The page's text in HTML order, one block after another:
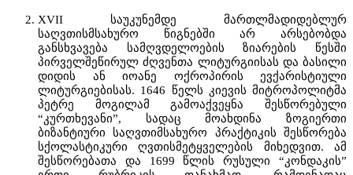
XVII საუკუნემდე მართლმადიდებლურ
საღვთისმსახურო წიგნებში არ არსებობდა
განსხვავება სამღვდელოების ზიარების წესში
პირველშეწირულ ძღვენთა ლიტურგიისას და ბასილი
დიდის ან იოანე ოქროპირის ევქარისტიული
ლიტურგიებისას. 1646 წელს კიევის მიტროპოლიტმა
პეტრე მოგილამ გამოაქვეყნა შესწორებული
“კურთხევანი”, სადაც მოახდინა ზოგიერთი
ბიზანტიური საღვთიმსახურო პრაქტიკის შესწორება
სქოლასტიკური ღვთისმეტყველების მიხედვით. ამ
შესწორებათა და 1699 წლის რუსული “კონდაკის”